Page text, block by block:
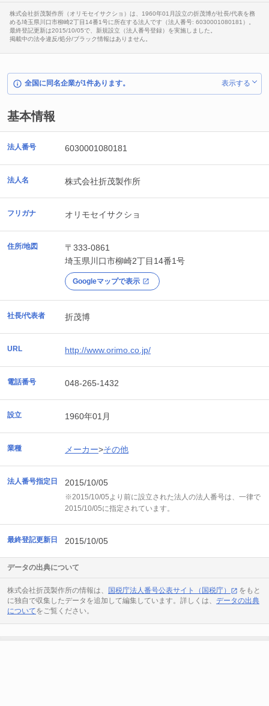
株式会社折茂製作所（オリモセイサクショ）は、1960年01月設立の折茂博が社長/代表を務
める埼玉県川口市柳崎2丁目14番1号に所在する法人です（法人番号: 6030001080181）。
最終登記更新は2015/10/05で、新規設立（法人番号登録）を実施しました。
掲載中の法令違反/処分/ブラック情報はありません。
全国に同名企業が1件あります。 表示する
基本情報
法人番号 6030001080181
法人名 株式会社折茂製作所
フリガナ オリモセイサクショ
住所/地図
〒333-0861
埼玉県 川口市柳崎2丁目14番1号
Googleマップで表示
社長/代表者 折茂博
URL http://www.orimo.co.jp/
電話番号 048-265-1432
設立 1960年01月
業種 メーカー>その他
法人番号指定日 2015/10/05
※2015/10/05より前に設立された法人の法人番号は、一律で
2015/10/05に指定されています。
最終登記更新日 2015/10/05
データの出典について
株式会社折茂製作所の情報は、 国税庁法人番号公表サイト（国税庁）
をもと
に独自で収集したデータを追加して編集しています。詳しくは、 データの出典
についてをご覧ください。